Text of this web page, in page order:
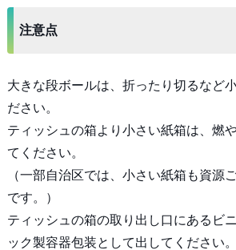
注意点
大きな段ボールは、折ったり切るなど
ださい。
ティッシュの箱より小さい紙箱は、燃
てください。
（一部自治区では、小さい紙箱も資源
です。）
ティッシュの箱の取り出し口にあるビ
ック製容器包装として出してください。